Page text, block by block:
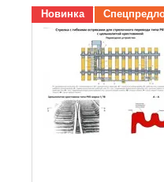
Новинка